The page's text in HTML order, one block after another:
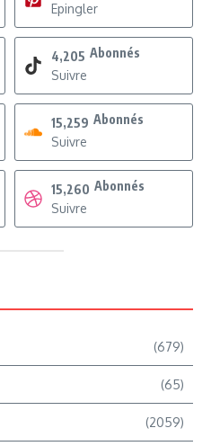
Epingler
4,205 Abonnés
Suivre
15,259 Abonnés
Suivre
15,260 Abonnés
Suivre
(679)
(65)
(2059)